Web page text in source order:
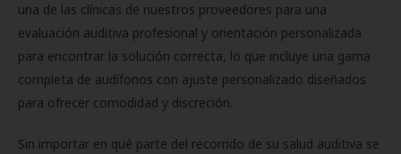
una de las clínicas de nuestros proveedores para una
evaluación auditiva profesional y orientación personalizada
para encontrar la solución correcta, lo que incluye una gama
completa de audífonos con ajuste personalizado diseñados
para ofrecer comodidad y discreción.
Sin importar en qué parte del recorrido de su salud auditiva se